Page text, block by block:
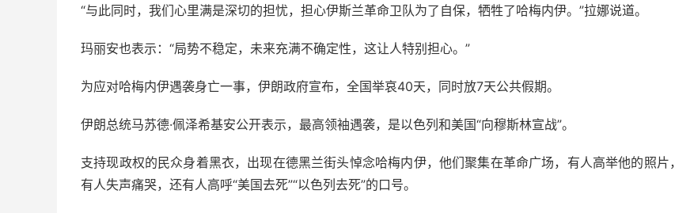
“与此同时，我们心里满是深切的担忧，担心伊斯兰革命卫队为了自保，牺牲了哈梅内伊。”拉娜说道。
玛丽安也表示：“局势不稳定，未来充满不确定性，这让人特别担心。”
为应对哈梅内伊遇袭身亡一事，伊朗政府宣布，全国举哀40天，同时放7天公共假期。
伊朗总统马苏德·佩泽希基安公开表示，最高领袖遇袭，是以色列和美国“向穆斯林宣战”。
支持现政权的民众身着黑衣，出现在德黑兰街头悼念哈梅内伊，他们聚集在革命广场，有人高举他的照片，
有人失声痛哭，还有人高呼“美国去死”“以色列去死”的口号。